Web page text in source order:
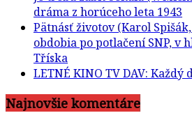
dráma z horúceho leta 1943
Pätnásť životov (Karol
obdobia po potlačení SNP, v
Tříska
LETNÉ KINO TV DAV:
Najnovšie komentáre